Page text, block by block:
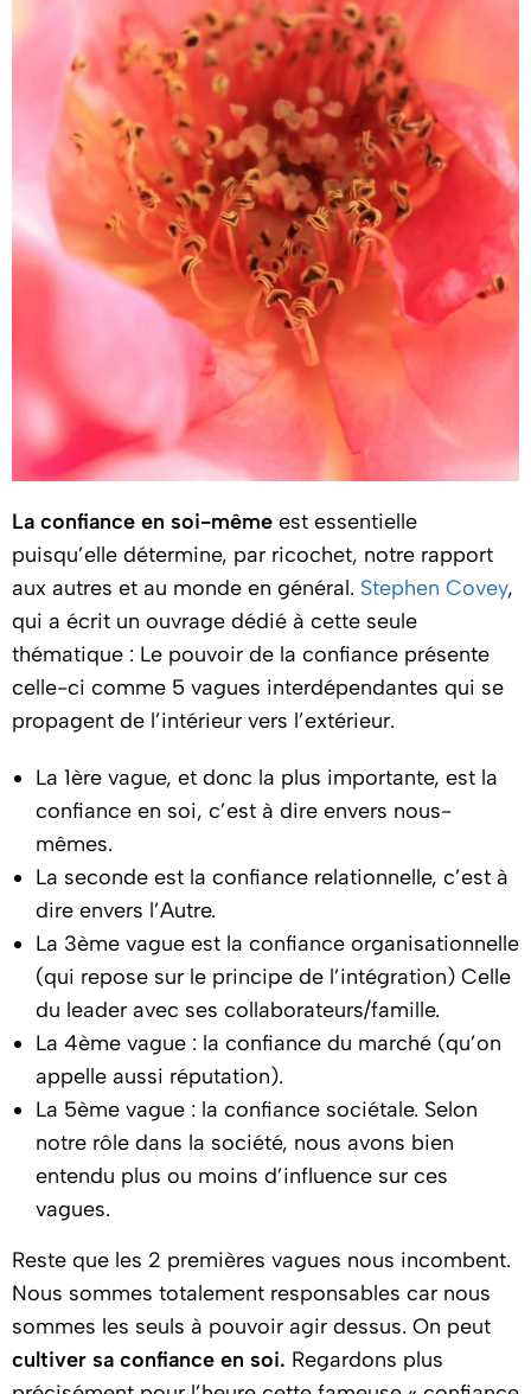
La confiance en soi-même est essentielle
puisqu’elle détermine, par ricochet, notre rapport
aux autres et au monde en général. Stephen Covey,
qui a écrit un ouvrage dédié à cette seule
thématique : Le pouvoir de la confiance présente
celle-ci comme 5 vagues interdépendantes qui se
propagent de l’intérieur vers l’extérieur.
La 1ère vague, et donc la plus importante, est la
confiance en soi, c’est à dire envers nous-
mêmes.
La seconde est la confiance relationnelle, c’est à
dire envers l’Autre.
La 3ème vague est la confiance organisationnelle
(qui repose sur le principe de l’intégration) Celle
du leader avec ses collaborateurs/famille.
La 4ème vague : la confiance du marché (qu’on
appelle aussi réputation).
La 5ème vague : la confiance sociétale. Selon
notre rôle dans la société, nous avons bien
entendu plus ou moins d’influence sur ces
vagues.
Reste que les 2 premières vagues nous incombent.
Nous sommes totalement responsables car nous
sommes les seuls à pouvoir agir dessus. On peut
cultiver sa confiance en soi. Regardons plus